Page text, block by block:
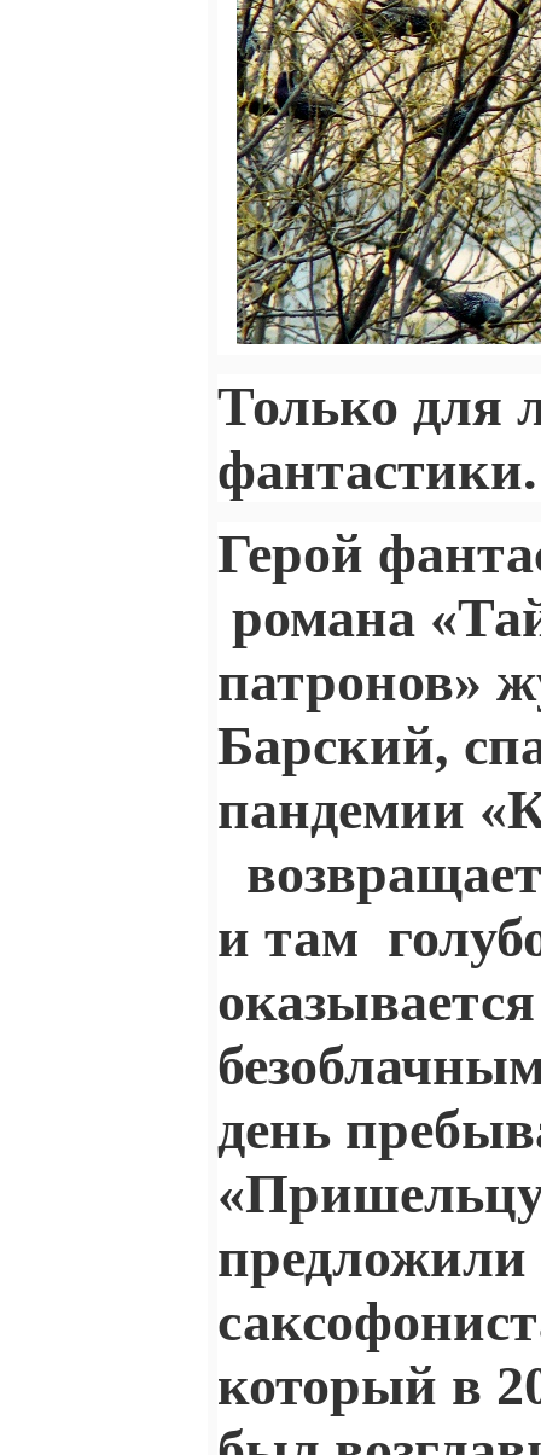
Только для
Герой
романа
патронов»
Барский,
пандемии
и там
день
«Пришельцу
предложили
который в